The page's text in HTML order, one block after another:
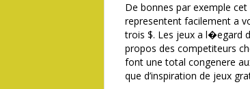
De bonnes par exemple
representent facilement a
trois $. Les jeux a l�egard
propos des competiteurs
font une total congenere
que d’inspiration de jeux